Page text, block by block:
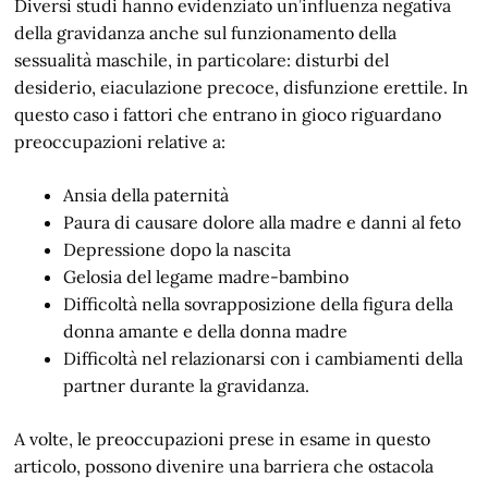
Diversi studi hanno evidenziato un’influenza negativa
della gravidanza anche sul funzionamento della
sessualità maschile, in particolare: disturbi del
desiderio, eiaculazione precoce, disfunzione erettile. In
questo caso i fattori che entrano in gioco riguardano
preoccupazioni relative a:
Ansia della paternità
Paura di causare dolore alla madre e danni al feto
Depressione dopo la nascita
Gelosia del legame madre-bambino
Difficoltà nella sovrapposizione della figura della
donna amante e della donna madre
Difficoltà nel relazionarsi con i cambiamenti della
partner durante la gravidanza.
A volte, le preoccupazioni prese in esame in questo
articolo, possono divenire una barriera che ostacola